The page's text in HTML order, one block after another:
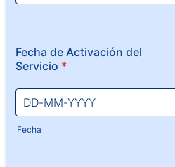
Fecha de Activación del
Servicio *
Fecha